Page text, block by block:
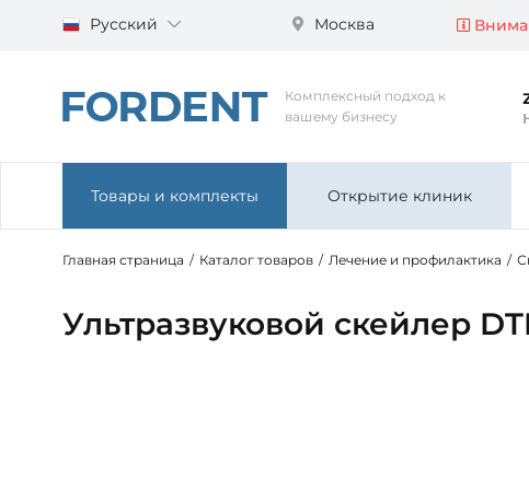
Русский Москва
Комплексный подход к
вашему бизнесу
Товары и комплекты Открытие клиник
Главная страница / Каталог товаров / Лечение и профилактика /
Ультразвуковой скейлер